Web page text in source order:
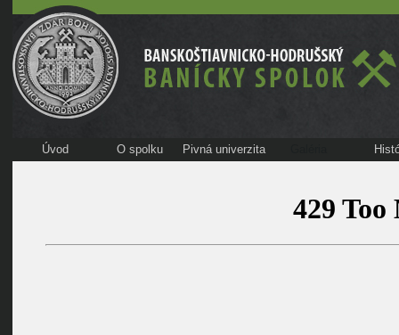
Úvod O spolku Pivná univerzita